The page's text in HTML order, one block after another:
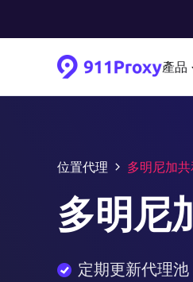
產品
位置代理 多明尼加
多明尼
定期更新代理池